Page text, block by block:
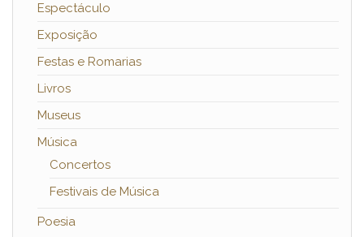
Espectáculo
Exposição
Festas e Romarias
Livros
Museus
Música
Concertos
Festivais de Música
Poesia